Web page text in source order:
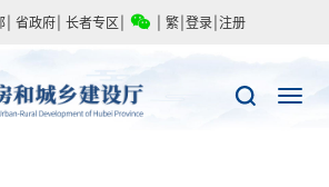
省政府 长者专区 繁 登录 注册